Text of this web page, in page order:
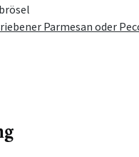
Parmesan oder